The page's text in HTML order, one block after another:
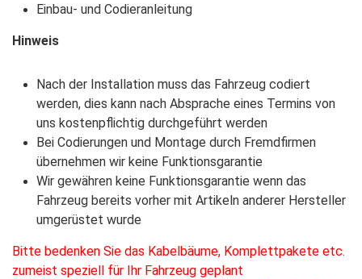
Einbau- und Codieranleitung
Hinweis
Nach der Installation muss das Fahrzeug codiert
werden, dies kann nach Absprache eines Termins von
uns kostenpflichtig durchgeführt werden
Bei Codierungen und Montage durch Fremdfirmen
übernehmen wir keine Funktionsgarantie
Wir gewähren keine Funktionsgarantie wenn das
Fahrzeug bereits vorher mit Artikeln anderer Hersteller
umgerüstet wurde
Bitte bedenken Sie das Kabelbäume, Komplettpakete etc.
zumeist speziell für Ihr Fahrzeug geplant